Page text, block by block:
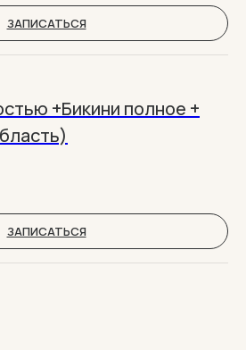
ЗАПИСАТЬСЯ
+Бикини полное +
ЗАПИСАТЬСЯ